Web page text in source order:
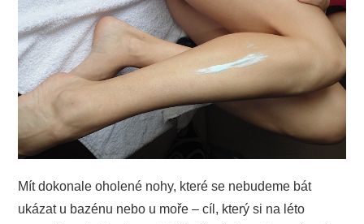
PODNIKÁNÍ
SPORT
TECHNIKA
ZAJÍMAVOSTI
O NÁS
Mít dokonale oholené nohy, které se nebudeme bát
ukázat u bazénu nebo u moře – cíl, který si na léto